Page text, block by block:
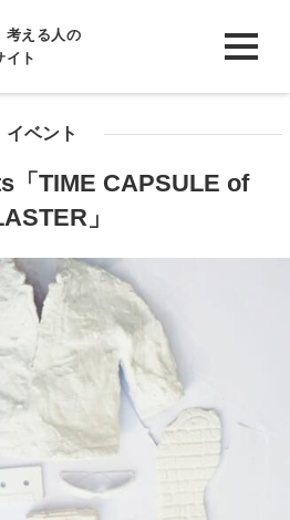
考える人の
イト
イベント
「TIME CAPSULE of
」